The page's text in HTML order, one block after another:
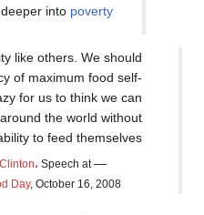
Food is not a commodity like
go back to a policy of
sufficiency. It is crazy for us to
develop countries around the
increasing their ability to
FormerUS President Bill Clinton
United Nations World Food Day